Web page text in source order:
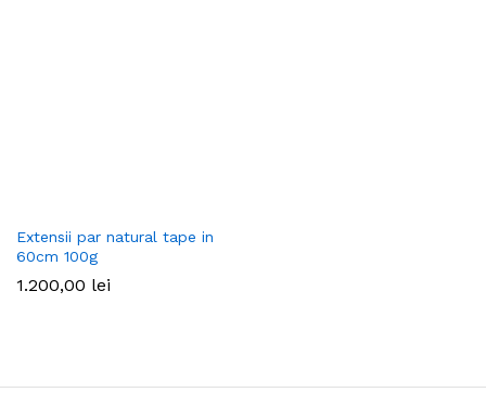
Extensii par natural tape in
60cm 100g
1.200,00 lei